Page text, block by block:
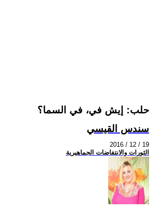
حلب: إيش في، في السما؟
سندس القيسي
2016 / 12 / 19
الثورات والانتفاضات الجماهيرية